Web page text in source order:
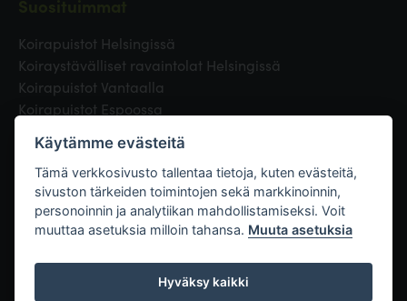
Koirapuistot Helsingissä
Koiraystävälliset ravaintolat Helsingissä
Koirapuistot Vantaalla
Koirapuistot Espoossa
Eläinlääkäri Helsingissä
Koirapuistot Tampereella
Linkit
Käytämme evästeitä
Tämä verkkosivusto tallentaa tietoja, kuten evästeitä,
sivuston tärkeiden toimintojen sekä markkinoinnin,
personoinnin ja analytiikan mahdollistamiseksi. Voit
muuttaa asetuksia milloin tahansa. Muuta asetuksia
Hyväksy kaikki